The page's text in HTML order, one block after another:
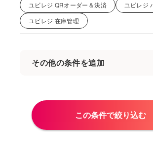
ユビレジ QRオーダー＆決済
ユビレジ
ユビレジ 在庫管理
その他の条件を追加
スポットワーク
その他
バイキング
レストラン
乗り換え 人材不足
この条件で絞り込む